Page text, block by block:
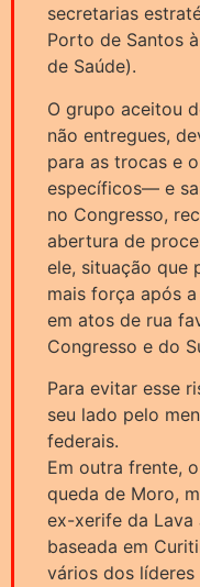
secretarias
Porto de Santos
de Saúde).
O grupo aceitou
não entregues,
para as trocas e
específicos— e
no Congresso,
abertura de
ele, situação que
mais força após
em atos de rua
Congresso e do
Para evitar esse
seu lado pelo
federais.
Em outra frente,
queda de Moro,
ex-xerife da Lava
baseada em
vários dos